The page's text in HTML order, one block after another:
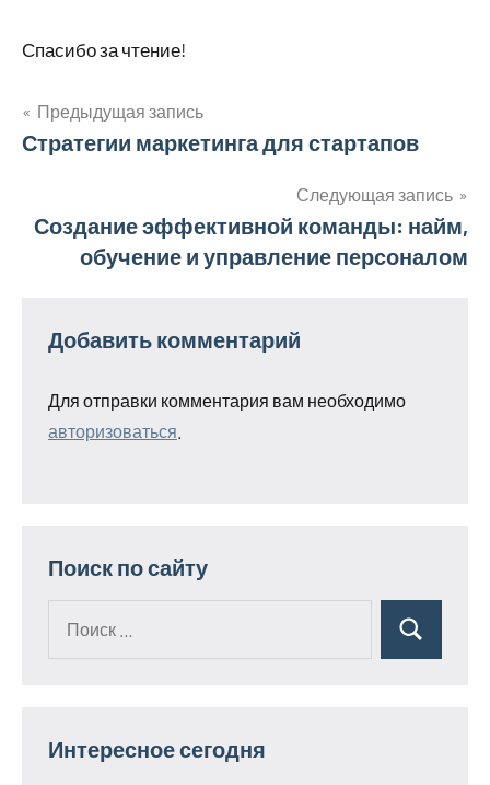
Спасибо за чтение!
Навигация
записям
Предыдущая запись
Стратегии маркетинга для стартапов
Следующая запись
Создание эффективной команды: найм,
обучение и управление персоналом
Добавить комментарий
Для отправки комментария вам необходимо
авторизоваться
Поиск по сайту
Поиск
Интересное сегодня